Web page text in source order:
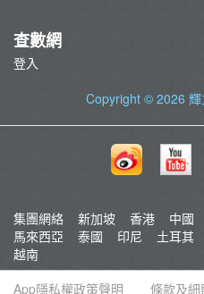
查數網
登入
Copyright © 2026
集團網絡 新加坡 香港 中國
馬來西亞
泰國 印尼 土耳其
越南
App隱私權政策聲明
條款及細